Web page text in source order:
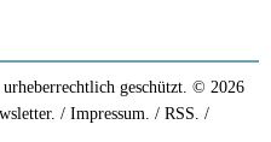
geschützt. © 2026
/ Impressum. / RSS. /